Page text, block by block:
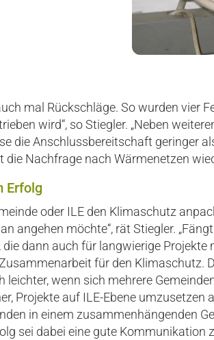
mal Rückschläge. So wurden vier
wird“, so Stiegler. „Neben
die Anschlussbereitschaft geringer
die Nachfrage nach Wärmenetzen
Erfolg
oder ILE den Klimaschutz
angehen möchte“, rät Stiegler.
dann auch für langwierige Projekte
für den Klimaschutz.
leichter, wenn sich mehrere
Projekte auf ILE-Ebene
in einem zusammenhängenden
sei dabei eine gute Kommunikation